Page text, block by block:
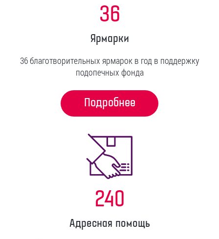
36
Ярмарки
36 благотворительных ярмарок в год в поддержку
подопечных фонда
Подробнее
240
Адресная помощь